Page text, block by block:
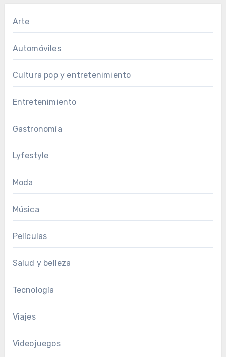
Arte
Automóviles
Cultura pop y entretenimiento
Entretenimiento
Gastronomía
Lyfestyle
Moda
Música
Películas
Salud y belleza
Tecnología
Viajes
Videojuegos